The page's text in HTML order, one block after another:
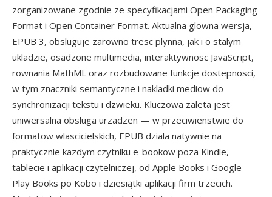
zorganizowane zgodnie ze specyfikacjami Open Packaging
Format i Open Container Format. Aktualna glowna wersja,
EPUB 3, obsluguje zarowno tresc plynna, jak i o stalym
ukladzie, osadzone multimedia, interaktywnosc JavaScript,
rownania MathML oraz rozbudowane funkcje dostepnosci,
w tym znaczniki semantyczne i nakladki mediow do
synchronizacji tekstu i dzwieku. Kluczowa zaleta jest
uniwersalna obsluga urzadzen — w przeciwienstwie do
formatow wlascicielskich, EPUB dziala natywnie na
praktycznie kazdym czytniku e-bookow poza Kindle,
tablecie i aplikacji czytelniczej, od Apple Books i Google
Play Books po Kobo i dziesiątki aplikacji firm trzecich.